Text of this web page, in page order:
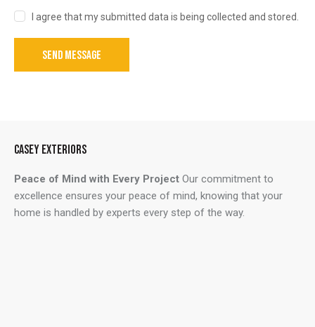
I agree that my submitted data is being collected and stored.
SEND MESSAGE
CASEY EXTERIORS
Peace of Mind with Every Project Our commitment to
excellence ensures your peace of mind, knowing that your
home is handled by experts every step of the way.